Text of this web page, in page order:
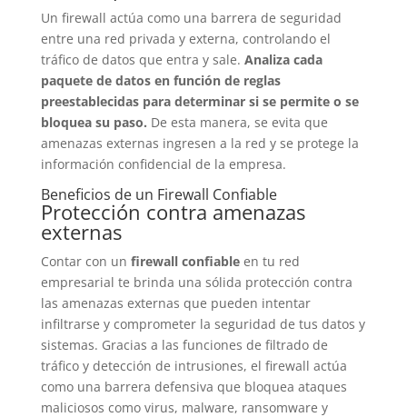
Un firewall actúa como una barrera de seguridad
entre una red privada y externa, controlando el
tráfico de datos que entra y sale. Analiza cada
paquete de datos en función de reglas
preestablecidas para determinar si se permite o se
bloquea su paso. De esta manera, se evita que
amenazas externas ingresen a la red y se protege la
información confidencial de la empresa.
Beneficios de un Firewall Confiable
Protección contra amenazas
externas
Contar con un firewall confiableen tu red
empresarial te brinda una sólida protección contra
las amenazas externas que pueden intentar
infiltrarse y comprometer la seguridad de tus datos y
sistemas. Gracias a las funciones de filtrado de
tráfico y detección de intrusiones, el firewall actúa
como una barrera defensiva que bloquea ataques
maliciosos como virus, malware, ransomware y